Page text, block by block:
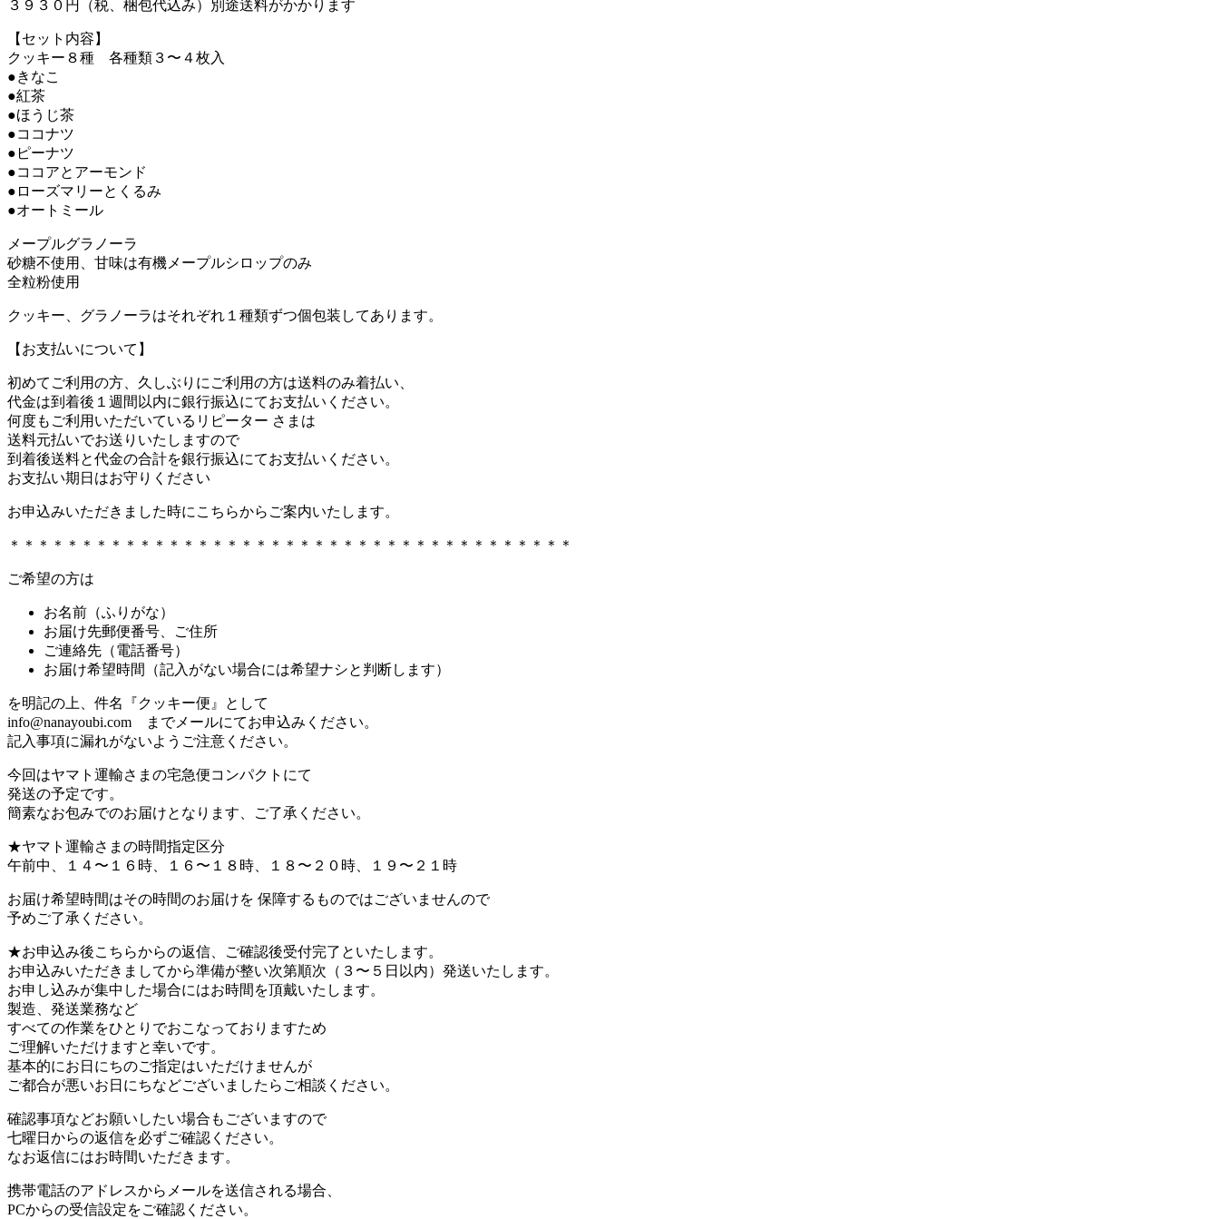
３９３０円（税、梱包代込み）別途送料がかかります
【セット内容】
クッキー８種 各種類３〜４枚入
●きなこ
●紅茶
●ほうじ茶
●ココナツ
●ピーナツ
●ココアとアーモンド
●ローズマリーとくるみ
●オートミール
メープルグラノーラ
砂糖不使用、甘味は有機メープルシロップのみ
全粒粉使用
クッキー、グラノーラはそれぞれ１種類ずつ個包装してあります。
【お支払いについて】
初めてご利用の方、久しぶりにご利用の方は送料のみ着払い、
代金は到着後１週間以内に銀行振込にてお支払いください。
何度もご利用いただいているリピーター さまは
送料元払いでお送りいたしますので
到着後送料と代金の合計を銀行振込にてお支払いください。
お支払い期日はお守りください
お申込みいただきました時にこちらからご案内いたします。
＊＊＊＊＊＊＊＊＊＊＊＊＊＊＊＊＊＊＊＊＊＊＊＊＊＊＊＊＊＊＊＊＊＊＊＊＊＊＊
ご希望の方は
お名前（ふりがな）
お届け先郵便番号、ご住所
ご連絡先（電話番号）
お届け希望時間（記入がない場合には希望ナシと判断します）
を明記の上、件名『クッキー便』として
info@nanayoubi.com までメールにてお申込みください。
記入事項に漏れがないようご注意ください。
今回はヤマト運輸さまの宅急便コンパクトにて
発送の予定です。
簡素なお包みでのお届けとなります、ご了承ください。
★ヤマト運輸さまの時間指定区分
午前中、１４〜１６時、１６〜１８時、１８〜２０時、１９〜２１時
お届け希望時間はその時間のお届けを 保障するものではございませんので
予めご了承ください。
★お申込み後こちらからの返信、ご確認後受付完了といたします。
お申込みいただきましてから準備が整い次第順次（３〜５日以内）発送いたします。
お申し込みが集中した場合にはお時間を頂戴いたします。
製造、発送業務など
すべての作業をひとりでおこなっておりますため
ご理解いただけますと幸いです。
基本的にお日にちのご指定はいただけませんが
ご都合が悪いお日にちなどございましたらご相談ください。
確認事項などお願いしたい場合もございますので
七曜日からの返信を必ずご確認ください。
なお返信にはお時間いただきます。
携帯電話のアドレスからメールを送信される場合、
PCからの受信設定をご確認ください。